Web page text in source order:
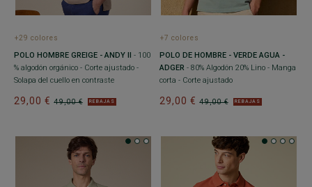
+29 colores
POLO HOMBRE GREIGE - ANDY II
- 100
% algodón orgánico - Corte ajustado -
Solapa del cuello en contraste
49,00 €
29,00 € REBAJAS
+7 colores
POLO DE HOMBRE - VERDE AGUA -
ADGER - 80% Algodón 20% Lino - Manga
corta - Corte ajustado
49,00 €
29,00 € REBAJAS